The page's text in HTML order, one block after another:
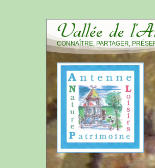
Vallée de
CONNAÎTRE, PARTAGER,